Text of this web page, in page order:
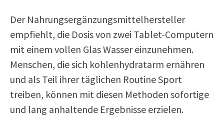
Der Nahrungsergänzungsmittelhersteller
empfiehlt, die Dosis von zwei Tablet-Computern
mit einem vollen Glas Wasser einzunehmen.
Menschen, die sich kohlenhydratarm ernähren
und als Teil ihrer täglichen Routine Sport
treiben, können mit diesen Methoden sofortige
und lang anhaltende Ergebnisse erzielen.